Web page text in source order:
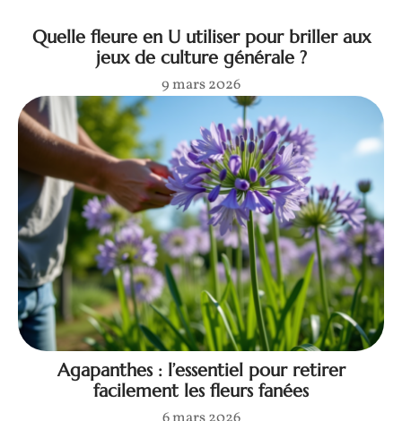
Quelle fleure en U utiliser pour briller aux
jeux de culture générale ?
9 mars 2026
Agapanthes : l’essentiel pour retirer
facilement les fleurs fanées